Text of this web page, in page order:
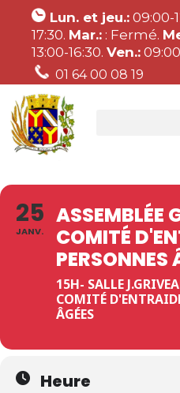
Lun. et jeu.: 09:00-
17:30. Mar.: : Fermé.
13:00-16:30. Ven.:
01 64 00 08 19
25
JANV.
ASSEMBLÉE
COMITÉ
PERSONNES
15H- SALLE
COMITÉ
ÂGÉES
Heure